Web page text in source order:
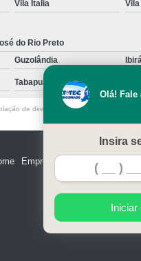
Vila Italia Vila
do Rio Preto
Guzolândia
Tabapuã
de direito autoral – artigo 184 do
Empresa Serviços
Olá! Fale
Insira
Iniciar